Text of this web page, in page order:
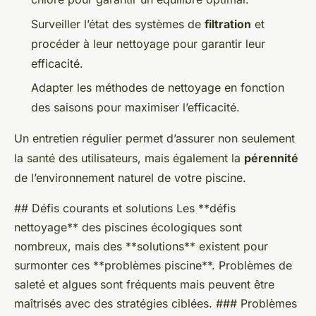
Surveiller l’état des systèmes de filtration et
procéder à leur nettoyage pour garantir leur
efficacité.
Adapter les méthodes de nettoyage en fonction
des saisons pour maximiser l’efficacité.
Un entretien régulier permet d’assurer non seulement
la santé des utilisateurs, mais également la pérennité
de l’environnement naturel de votre piscine.
## Défis courants et solutions Les **défis
nettoyage** des piscines écologiques sont
nombreux, mais des **solutions** existent pour
surmonter ces **problèmes piscine**. Problèmes de
saleté et algues sont fréquents mais peuvent être
maîtrisés avec des stratégies ciblées. ### Problèmes